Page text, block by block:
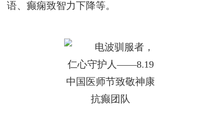
语、癫痫致智力下降等。